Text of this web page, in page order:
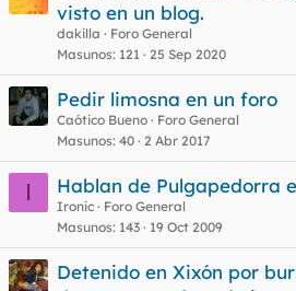
visto en un blog.
dakilla
Foro General
Masunos 121 25 Sep 2020
Pedir limosna en un foro
Caótico Bueno
Foro General
Masunos 40 2 Abr 2017
I Hablan de Pulgapedorra
Ironic
Foro General
Masunos 143 19 Oct 2009
Detenido en Xixón por